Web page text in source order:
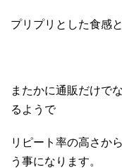
プリプリとした食感
またかに通販だけで
るようで
リピート率の高さか
う事になります。